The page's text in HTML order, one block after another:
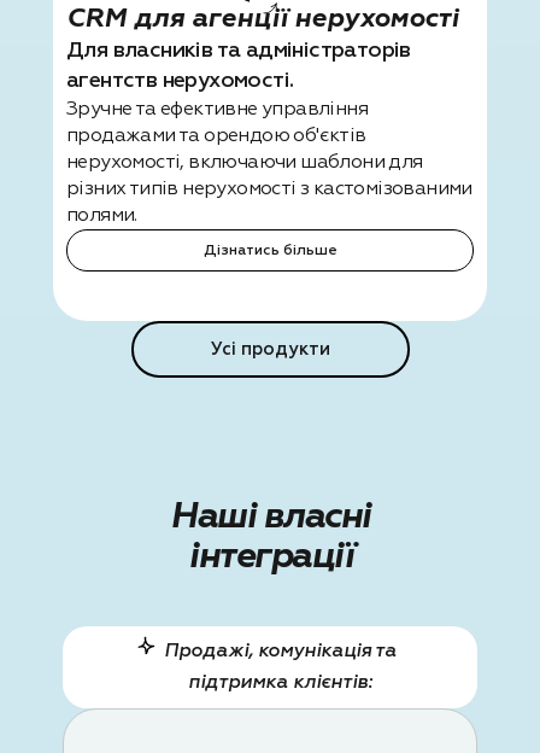
CRM для агенції нерухомості
Для власників та адміністраторів
агентств нерухомості.
Зручне та ефективне управління
продажами та орендою об'єктів
нерухомості, включаючи шаблони для
різних типів нерухомості з кастомізованими
полями.
Дізнатись більше
Усі продукти
Наші власні
інтеграції
Продажі, комунікація та
підтримка клієнтів: